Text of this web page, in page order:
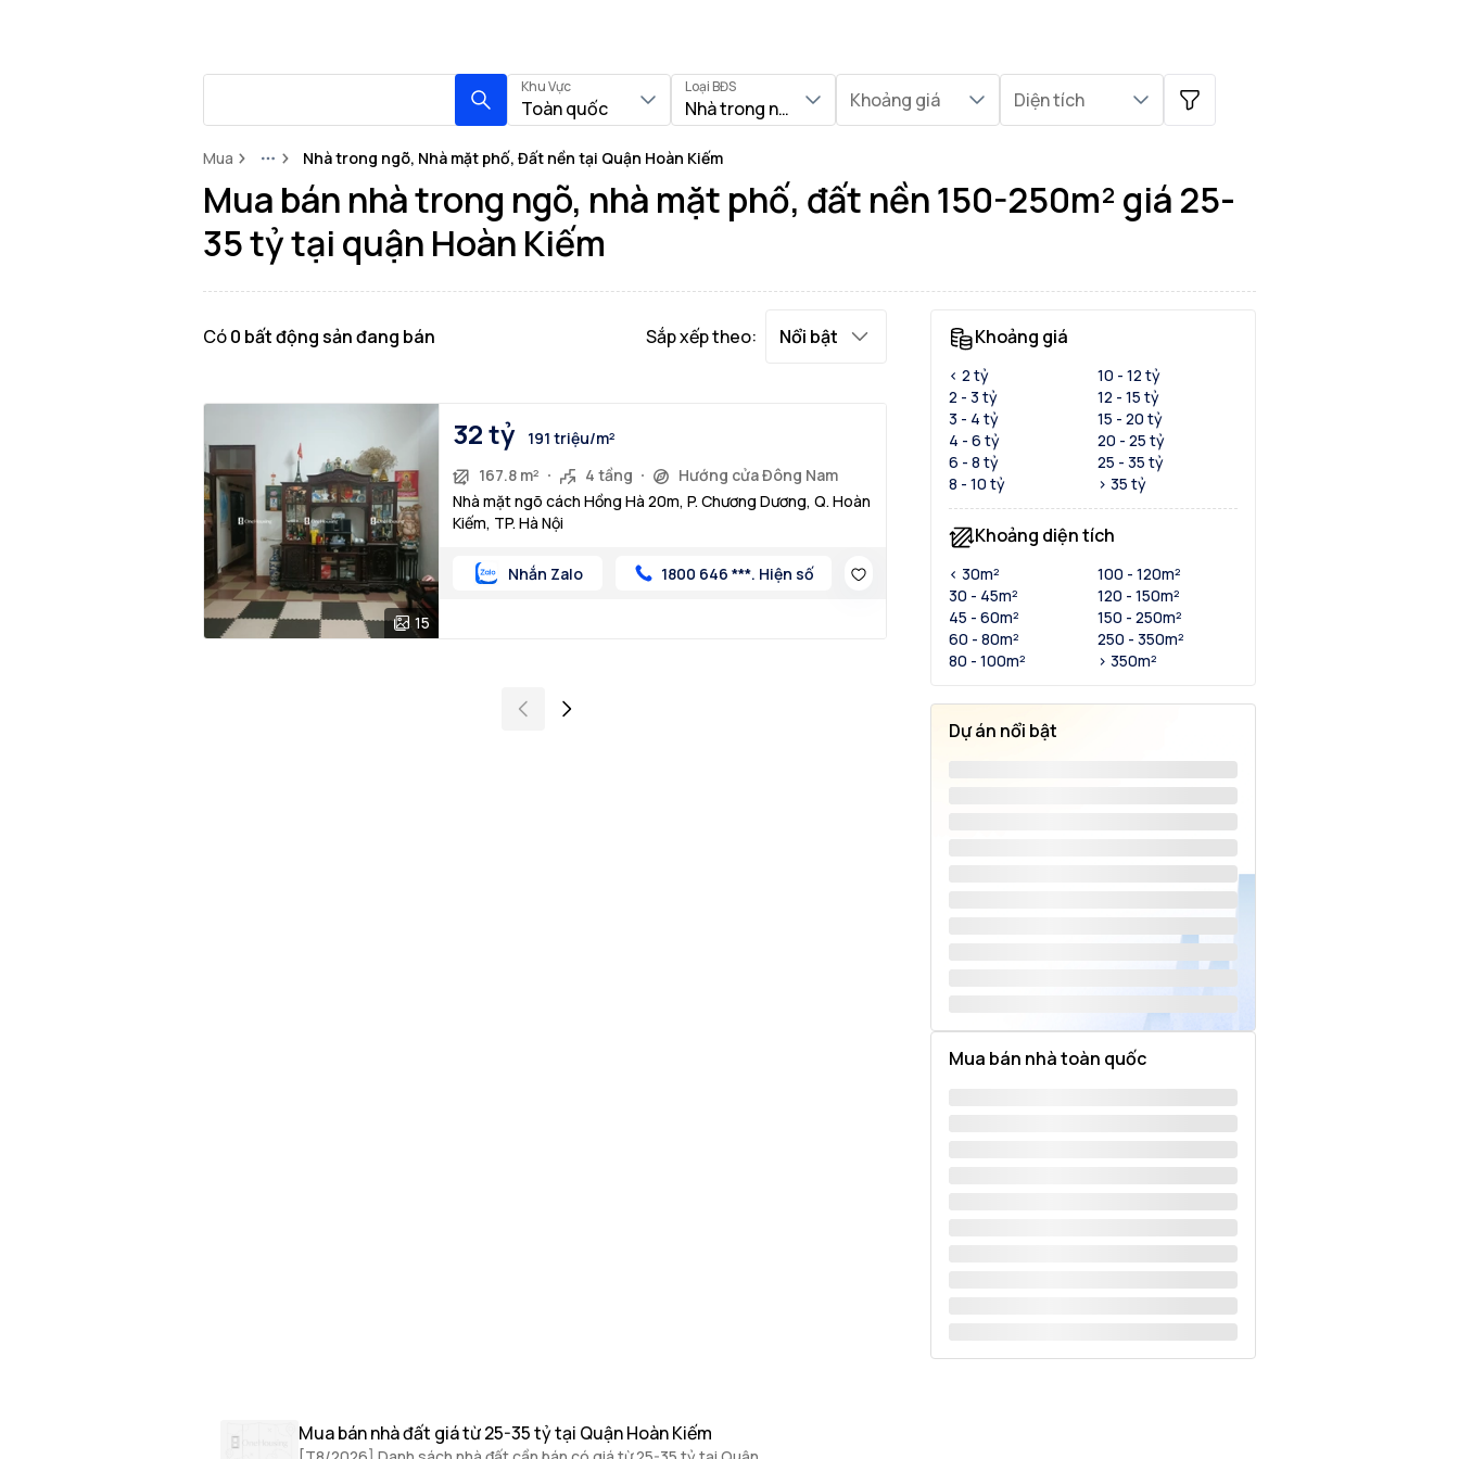
Khu Vực
Toàn quốc
Loại BĐS
Nhà trong ngõ, Nhà mặt phố, Đất nền
Khoảng giá Diện tích
Mua MoreNhà trong ngõ, Nhà mặt phố, Đất nền tại Quận Hoàn Kiếm
Mua bán nhà trong ngõ, nhà mặt phố, đất nền 150-250m² giá 25-
35 tỷ tại quận Hoàn Kiếm
Có0 bất động sảnđang bán Sắp xếp theo: Nổi bật
15
32 tỷ
191 triệu/m²
167.8 m²
4 tầng
Hướng cửa Đông Nam
Nhà mặt ngõ cách Hồng Hà 20m, P. Chương Dương, Q. Hoàn
Kiếm, TP. Hà Nội
Nhắn Zalo 1800 646 ***. Hiện số
Khoảng giá
< 2 tỷ
2 - 3 tỷ
3 - 4 tỷ
4 - 6 tỷ
6 - 8 tỷ
8 - 10 tỷ
10 - 12 tỷ
12 - 15 tỷ
15 - 20 tỷ
20 - 25 tỷ
25 - 35 tỷ
> 35 tỷ
Khoảng diện tích
< 30m²
30 - 45m²
45 - 60m²
60 - 80m²
80 - 100m²
100 - 120m²
120 - 150m²
150 - 250m²
250 - 350m²
> 350m²
Dự án nổi bật
Mua bán nhà toàn quốc
Mua bán nhà đất giá từ 25-35 tỷ tại Quận Hoàn Kiếm